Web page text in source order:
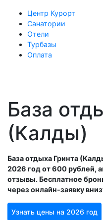
Центр Курорт
Санатории
Отели
Турбазы
Оплата
База
(Калды)
База отдыха Гринта
2026 год от 600 рублей,
отзывы. Бесплатное
через онлайн-заявку
Узнать цены на 2026 год